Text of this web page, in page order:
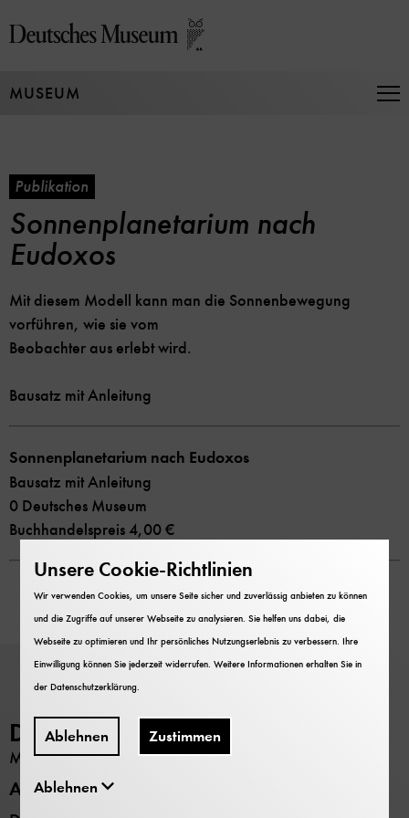
zum
MUSEUM
Publikation
Sonnenplanetarium nach
Eudoxos
Mit diesem Modell kann man die Sonnenbewegung
vorführen, wie sie vom
Beobachter aus erlebt wird.
Bausatz mit Anleitung
Sonnenplanetarium nach Eudoxos
Bausatz mit Anleitung
0 Deutsches Museum
Buchhandelspreis 4,00 €
Deutsches Museum
MUSEUM
Alle Standorte
Unsere Cookie-Richtlinien
Wir verwenden Cookies, um unsere Seite sicher und zuverlässig anbieten zu können
und die Zugriffe auf unserer Webseite zu analysieren. Sie helfen uns dabei, die
Webseite zu optimieren und Ihr persönliches Nutzungserlebnis zu verbessern. Ihre
Einwilligung können Sie jederzeit widerrufen. Weitere Informationen erhalten Sie in
derDatenschutzerklärung
Ablehnen Zustimmen
Ablehnen